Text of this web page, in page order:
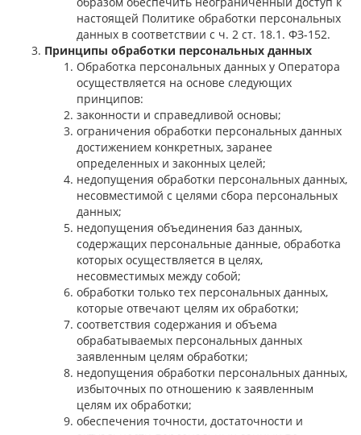
настоящей Политике обработки персональных
данных в соответствии с ч. 2 ст. 18.1. ФЗ-152.
Принципы обработки персональных данных
Обработка персональных данных у Оператора
осуществляется на основе следующих
принципов:
законности и справедливой основы;
ограничения обработки персональных данных
достижением конкретных, заранее
определенных и законных целей;
недопущения обработки персональных данных,
несовместимой с целями сбора персональных
данных;
недопущения объединения баз данных,
содержащих персональные данные, обработка
которых осуществляется в целях,
несовместимых между собой;
обработки только тех персональных данных,
которые отвечают целям их обработки;
соответствия содержания и объема
обрабатываемых персональных данных
заявленным целям обработки;
недопущения обработки персональных данных,
избыточных по отношению к заявленным
целям их обработки;
обеспечения точности, достаточности и